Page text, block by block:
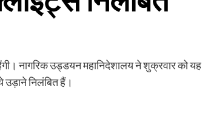
नागरिक उड्डयन महानिदेशालय ने शुक्रवार को यह
उड़ाने निलंबित हैं।